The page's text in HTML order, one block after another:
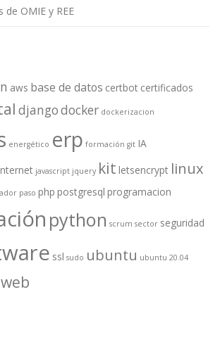
de OMIE y REE
aws base de datos certbot certificados
djangodocker dockerizacion
energético erp formación git IA
javascript jquery kit letsencrypt linux
paso php postgresql programacion
python scrum sector seguridad
ssl sudo ubuntu ubuntu 20.04
web